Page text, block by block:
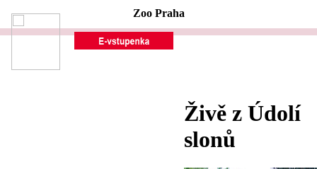
Zoo Praha
Živě z Údolí
slonů